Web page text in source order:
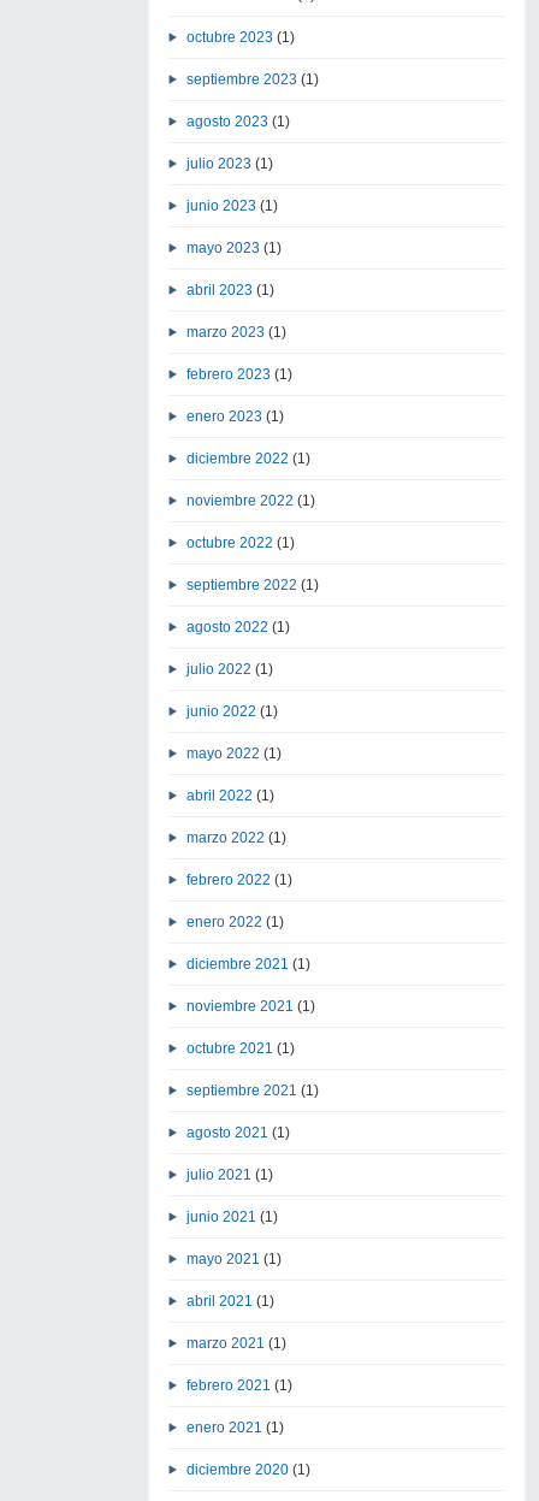
octubre 2023 (1)
septiembre 2023 (1)
agosto 2023 (1)
julio 2023 (1)
junio 2023 (1)
mayo 2023 (1)
abril 2023 (1)
marzo 2023 (1)
febrero 2023 (1)
enero 2023 (1)
diciembre 2022 (1)
noviembre 2022 (1)
octubre 2022 (1)
septiembre 2022 (1)
agosto 2022 (1)
julio 2022 (1)
junio 2022 (1)
mayo 2022 (1)
abril 2022 (1)
marzo 2022 (1)
febrero 2022 (1)
enero 2022 (1)
diciembre 2021 (1)
noviembre 2021 (1)
octubre 2021 (1)
septiembre 2021 (1)
agosto 2021 (1)
julio 2021 (1)
junio 2021 (1)
mayo 2021 (1)
abril 2021 (1)
marzo 2021 (1)
febrero 2021 (1)
enero 2021 (1)
diciembre 2020(1)